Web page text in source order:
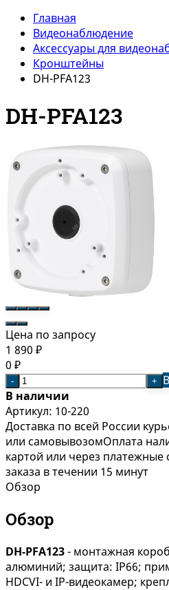
Главная
Видеонаблюдение
Аксессуары для
Кронштейны
DH-PFA123
DH-PFA123
Цена по запросу
1 890 ₽
0 ₽
- +
В наличии
Артикул: 10-220
Доставка по всей России
или самовывозомОплата
картой или через платежные
заказа в течении 15 минут
Обзор
Обзор
DH-PFA123- монтажная
алюминий; защита: IP66;
HDCVI- и IP-видеокамер;